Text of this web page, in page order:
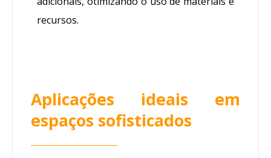
recursos.
Aplicações ideais em
espaços sofisticados